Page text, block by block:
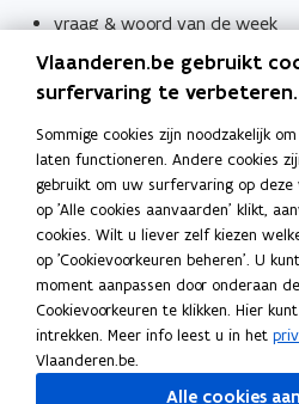
vraag & woord van de week
wekelijks in je mailbox
Schrijf je in
Thema's
Taaladviezen
Spellingregels
Tips voor duidelijke taal
Bekijk ook
Spellingtests
Vlaanderen.be gebruikt
surfervaring te verbeteren.
Sommige cookies zijn noodzakelijk
laten functioneren. Andere cookies
gebruikt om uw surfervaring op
op 'Alle cookies aanvaarden' klikt,
cookies. Wilt u liever zelf kiezen
op 'Cookievoorkeuren beheren'. U
moment aanpassen door onderaan
Cookievoorkeuren te klikken. Hier
intrekken. Meer info leest u in het
Vlaanderen.be.
Alle cookies